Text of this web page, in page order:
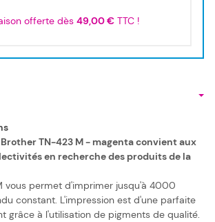
offerte dès 49,00 €TTC !
TN-423 M - magenta convient aux
en recherche des produits de la
vous permet d'imprimer jusqu'à 4000
constant. L'impression est d'une parfaite
grâce à l'utilisation de pigments de qualité.